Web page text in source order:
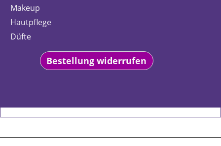
Makeup
Hautpflege
Düfte
Bestellung widerrufen